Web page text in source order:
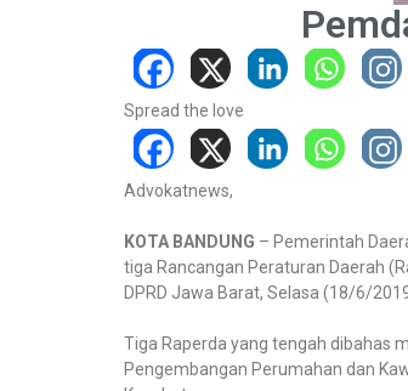
Spread the love
Advokatnews,
KOTA BANDUNG – Pemerintah
tiga Rancangan Peraturan Daerah
DPRD Jawa Barat, Selasa (18/6/
Tiga Raperda yang tengah dibahas
Pengembangan Perumahan dan